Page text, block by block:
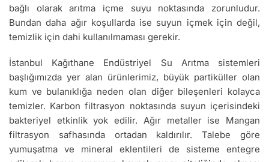
bağlı olarak arıtma içme suyu noktasında zorunludur.
Bundan daha ağır koşullarda ise suyun içmek için değil,
temizlik için dahi kullanılmaması gerekir.
İstanbul Kağıthane Endüstriyel Su Arıtma sistemleri
başlığımızda yer alan ürünlerimiz, büyük partiküller olan
kum ve bulanıklığa neden olan diğer bileşenleri kolayca
temizler. Karbon filtrasyon noktasında suyun içerisindeki
bakteriyel etkinlik yok edilir. Ağır metaller ise Mangan
filtrasyon safhasında ortadan kaldırılır. Talebe göre
yumuşatma ve mineral eklentileri de sisteme entegre